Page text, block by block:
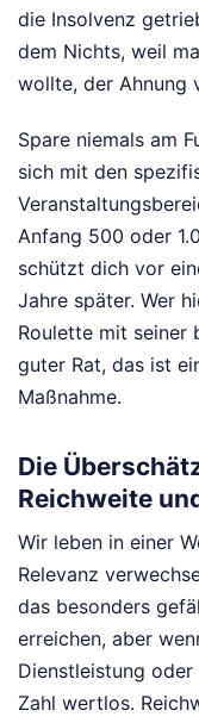
die Insolvenz
dem Nichts, weil
wollte, der Ahnung
Spare niemals am
sich mit den
Anfang 500 oder
schützt dich vor
Jahre später. Wer
Roulette mit seiner
guter Rat, das ist
Maßnahme.
Die
Reichweite
Wir leben in einer
Relevanz
das besonders
erreichen, aber
Dienstleistung
Zahl wertlos.